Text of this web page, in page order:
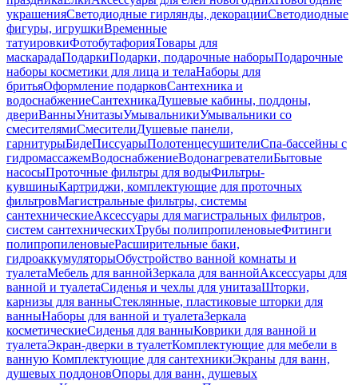
украшенияСветодиодные гирлянды, декорацииСветодиодные
фигуры, игрушкиВременные
татуировкиФотобутафорияТовары для
маскарадаПодаркиПодарки, подарочные наборыПодарочные
наборы косметики для лица и телаНаборы для
бритьяОформление подарковСантехника и
водоснабжениеСантехникаДушевые кабины, поддоны,
двериВанныУнитазыУмывальникиУмывальники со
смесителямиСмесителиДушевые панели,
гарнитурыБидеПиссуарыПолотенцесушителиСпа-бассейны с
гидромассажемВодоснабжениеВодонагревателиБытовые
насосыПроточные фильтры для водыФильтры-
кувшиныКартриджи, комплектующие для проточных
фильтровМагистральные фильтры, системы
сантехническиеАксессуары для магистральных фильтров,
систем сантехническихТрубы полипропиленовыеФитинги
полипропиленовыеРасширительные баки,
гидроаккумуляторыОбустройство ванной комнаты и
туалетаМебель для ваннойЗеркала для ваннойАксессуары для
ванной и туалетаСиденья и чехлы для унитазаШторки,
карнизы для ванныСтеклянные, пластиковые шторки для
ванныНаборы для ванной и туалетаЗеркала
косметическиеСиденья для ванныКоврики для ванной и
туалетаЭкран-дверки в туалетКомплектующие для мебели в
ванную Комплектующие для сантехникиЭкраны для ванн,
душевых поддоновОпоры для ванн, душевых